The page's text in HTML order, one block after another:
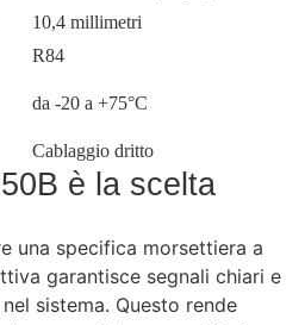
10,4 millimetri
R84
da -20 a +75°C
Cablaggio dritto
è la scelta
una specifica morsettiera a
garantisce segnali chiari e
sistema. Questo rende